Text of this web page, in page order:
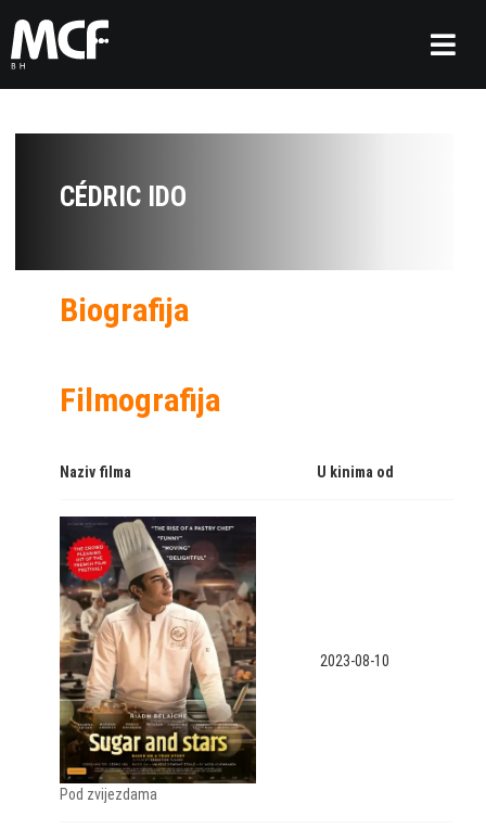
CÉDRIC IDO
Biografija
Filmografija
Naziv filma U kinima od
Pod zvijezdama
2023-08-10